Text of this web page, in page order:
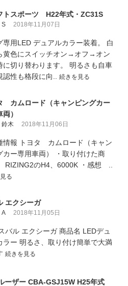
トスポーツ H22年式・ZC31S
S 2018年11月07日
専用LED デュアルカラー装着。 白
黄色にスイッチオン→オフ→オン
に切り替わります。 明るさも自車
認性も格段に向.. 続きを見る
カムロード（キャンピングカー
）
鈴木 2018年11月06日
情報 トヨタ カムロード（キャン
カー専用車両） ・取り付けた商
のH4、6000K ・感想 ..
る
エクシーガ
A 2018年11月05日
バル エクシーガ 商品名 LEDデュ
ラー 明るさ、取り付け簡単で大満
続きを見る
ーザー CBA-GSJ15W H25年式